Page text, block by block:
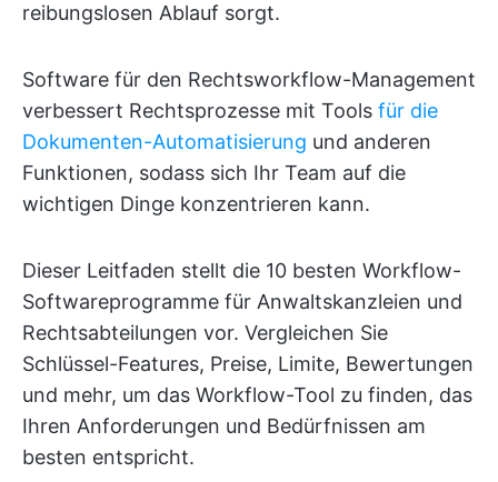
reibungslosen Ablauf sorgt.
Software für den Rechtsworkflow-Management
verbessert Rechtsprozesse mit Tools für die
Dokumenten-Automatisierung und anderen
Funktionen, sodass sich Ihr Team auf die
wichtigen Dinge konzentrieren kann.
Dieser Leitfaden stellt die 10 besten Workflow-
Softwareprogramme für Anwaltskanzleien und
Rechtsabteilungen vor. Vergleichen Sie
Schlüssel-Features, Preise, Limite, Bewertungen
und mehr, um das Workflow-Tool zu finden, das
Ihren Anforderungen und Bedürfnissen am
besten entspricht.